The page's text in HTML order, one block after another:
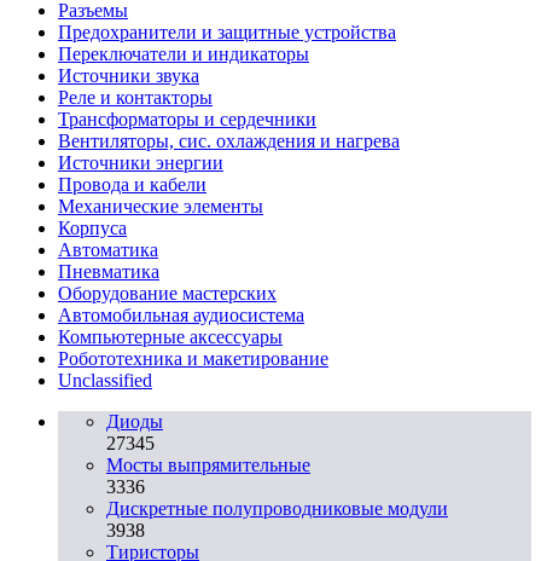
Разъeмы
Предохранители и защитные устройства
Переключатели и индикаторы
Источники звука
Реле и контакторы
Трансформаторы и сердечники
Вентиляторы, сис. охлаждения и нагрева
Источники энергии
Провода и кабели
Механические элементы
Корпуса
Автоматика
Пневматика
Оборудование мастерских
Автомобильная аудиосистема
Компьютерные аксессуары
Робототехника и макетирование
Unclassified
Диоды
27345
Мосты выпрямительные
3336
Дискретные полупроводниковые модули
3938
Тиристоры